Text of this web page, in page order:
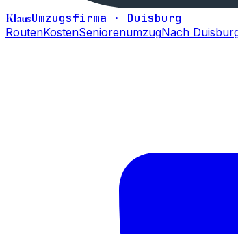
KlausUmzugsfirma · Duisburg
RoutenKostenSeniorenumzugNach